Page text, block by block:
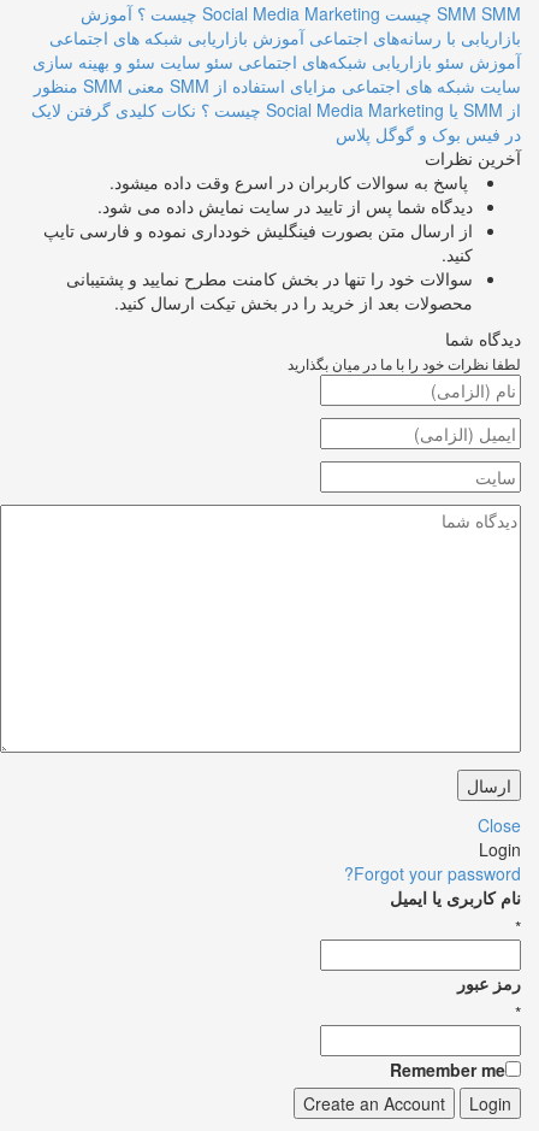
SMM SMM چیست Social Media Marketing چیست ؟
آموزش
بازاریابی با رسانه‌های اجتماعی آموزش بازاریابی شبکه های اجتماعی
آموزش سئو بازاریابی شبکه‌های اجتماعی سئو سایت سئو و بهینه سازی
سایت شبکه های اجتماعی مزایای استفاده از SMM معنی SMM
منظور
از SMM یا Social Media Marketing چیست ؟
نکات کلیدی گرفتن لایک
در فیس بوک و گوگل پلاس
آخرین نظرات
پاسخ به سوالات کاربران در اسرع وقت داده میشود.
دیدگاه شما پس از تایید در سایت نمایش داده می شود.
از ارسال متن بصورت فینگلیش خودداری نموده و فارسی تایپ
کنید.
سوالات خود را تنها در بخش کامنت مطرح نمایید و پشتیبانی
محصولات بعد از خرید را در بخش تیکت ارسال کنید.
دیدگاه شما
لطفا نظرات خود را با ما در میان بگذارید
Close
Login
Forgot your password?
نام کاربری یا ایمیل
*
رمز عبور
*
Remember me